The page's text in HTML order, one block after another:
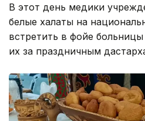
В этот день медики
белые халаты на
встретить в фойе
их за праздничным